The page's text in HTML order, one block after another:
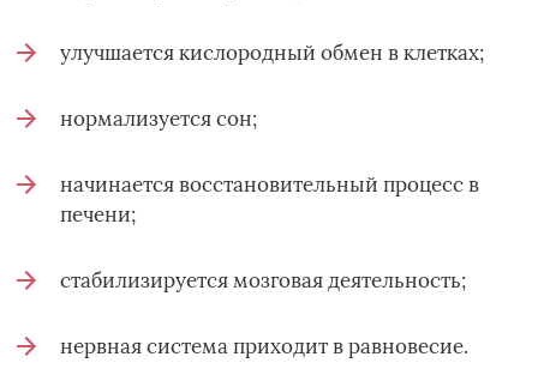
улучшается кислородный обмен в клетках;
нормализуется сон;
начинается восстановительный процесс в
печени;
стабилизируется мозговая деятельность;
нервная система приходит в равновесие.